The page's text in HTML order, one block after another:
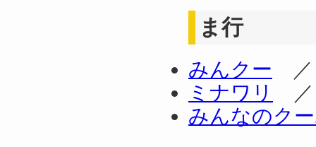
ま行
みんクー
ミナワリ
みんなのク